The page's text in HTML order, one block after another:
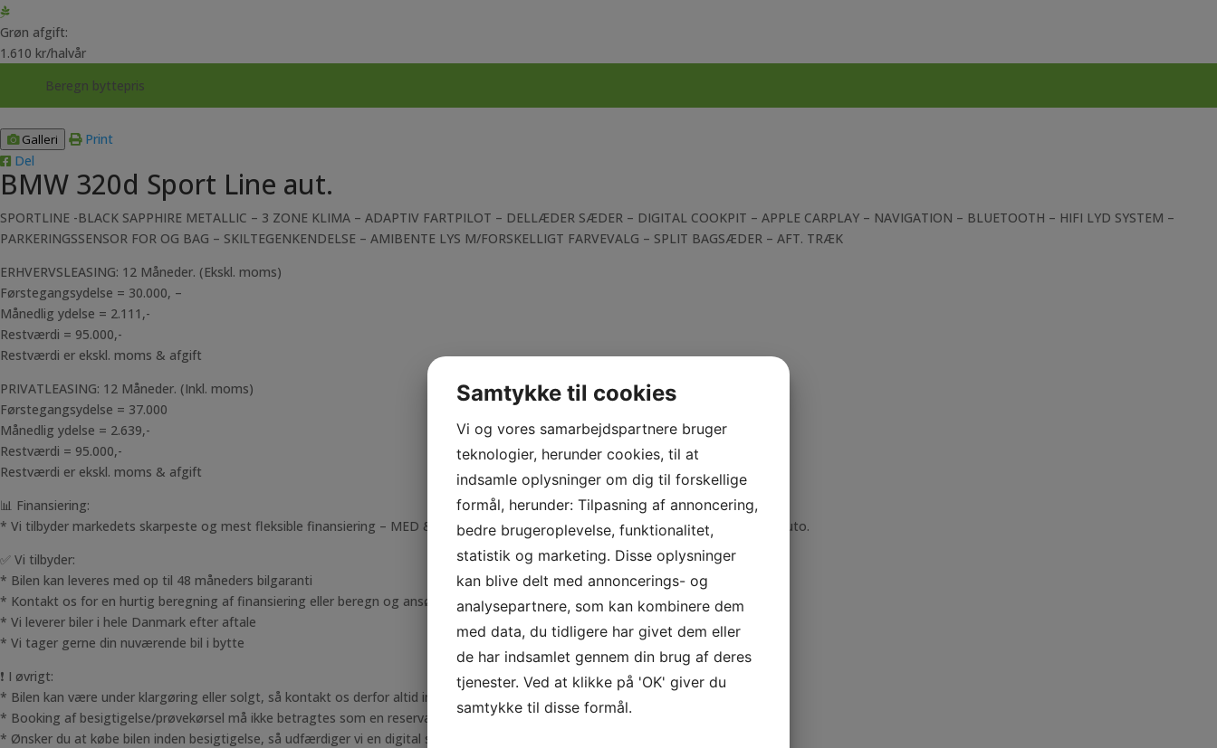
Grøn afgift:
1.610 kr/halvår
Beregn byttepris
Galleri
Print
Del
BMW 320d Sport Line aut.
SPORTLINE -BLACK SAPPHIRE METALLIC – 3 ZONE KLIMA – ADAPTIV FARTPILOT – DELLÆDER SÆDER – DIGITAL COOKPIT – APPLE CARPLAY – NAVIGATION – BLUETOOTH – HIFI LYD SYSTEM –
PARKERINGSSENSOR FOR OG BAG – SKILTEGENKENDELSE – AMIBENTE LYS M/FORSKELLIGT FARVEVALG – SPLIT BAGSÆDER – AFT. TRÆK
ERHVERVSLEASING: 12 Måneder. (Ekskl. moms)
Førstegangsydelse = 30.000, –
Månedlig ydelse = 2.111,-
Restværdi = 95.000,-
Restværdi er ekskl. moms & afgift
PRIVATLEASING: 12 Måneder. (Inkl. moms)
Førstegangsydelse = 37.000
Månedlig ydelse = 2.639,-
Restværdi = 95.000,-
Restværdi er ekskl. moms & afgift
📊 Finansiering:
* Vi tilbyder markedets skarpeste og mest fleksible finansiering – MED & UDEN UDBETALING, via Santander, AL Finans og Accept Auto.
✅ Vi tilbyder:
* Bilen kan leveres med op til 48 måneders bilgaranti
* Kontakt os for en hurtig beregning af finansiering eller beregn og ansøg online på vores hjemmeside www.gadeberg-auto.dk
* Vi leverer biler i hele Danmark efter aftale
* Vi tager gerne din nuværende bil i bytte
❗ I øvrigt:
* Bilen kan være under klargøring eller solgt, så kontakt os derfor altid inden besigtigelse/prøvekørsel
* Booking af besigtigelse/prøvekørsel må ikke betragtes som en reservation / førsteret af bilen.
* Ønsker du at købe bilen inden besigtigelse, så udfærdiger vi en digital slutseddel på bilen.
Samtykke til cookies
Vi og vores samarbejdspartnere bruger
teknologier, herunder cookies, til at
indsamle oplysninger om dig til forskellige
formål, herunder: Tilpasning af annoncering,
bedre brugeroplevelse, funktionalitet,
statistik og marketing. Disse oplysninger
kan blive delt med annoncerings- og
analysepartnere, som kan kombinere dem
med data, du tidligere har givet dem eller
de har indsamlet gennem din brug af deres
tjenester. Ved at klikke på 'OK' giver du
samtykke til disse formål.